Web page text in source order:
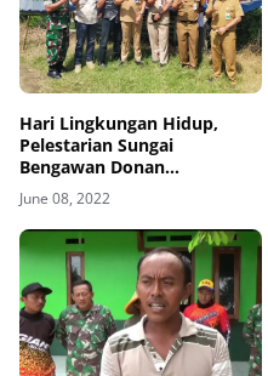
Hari Lingkungan Hidup,
Pelestarian Sungai
Bengawan Donan
Disosialisasikan
June 08, 2022